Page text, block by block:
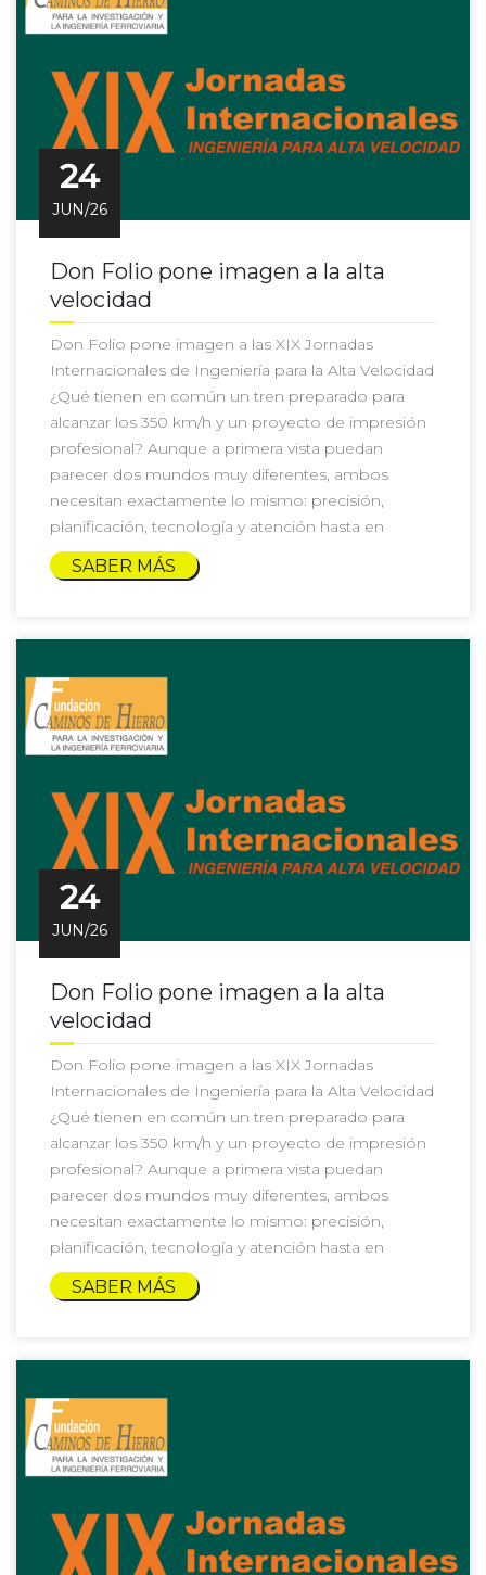
24
JUN/26
Don Folio pone imagen a la alta
velocidad
Don Folio pone imagen a las XIX Jornadas
Internacionales de Ingeniería para la Alta Velocidad
¿Qué tienen en común un tren preparado para
alcanzar los 350 km/h y un proyecto de impresión
profesional? Aunque a primera vista puedan
parecer dos mundos muy diferentes, ambos
necesitan exactamente lo mismo: precisión,
planificación, tecnología y atención hasta en
SABER MÁS
24
JUN/26
Don Folio pone imagen a la alta
velocidad
Don Folio pone imagen a las XIX Jornadas
Internacionales de Ingeniería para la Alta Velocidad
¿Qué tienen en común un tren preparado para
alcanzar los 350 km/h y un proyecto de impresión
profesional? Aunque a primera vista puedan
parecer dos mundos muy diferentes, ambos
necesitan exactamente lo mismo: precisión,
planificación, tecnología y atención hasta en
SABER MÁS